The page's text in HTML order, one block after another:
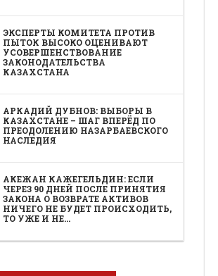
ЭКСПЕРТЫ КОМИТЕТА ПРОТИВ
ПЫТОК ВЫСОКО ОЦЕНИВАЮТ
УСОВЕРШЕНСТВОВАНИЕ
ЗАКОНОДАТЕЛЬСТВА
КАЗАХСТАНА
АРКАДИЙ ДУБНОВ: ВЫБОРЫ В
КАЗАХСТАНЕ – ШАГ ВПЕРЁД ПО
ПРЕОДОЛЕНИЮ НАЗАРБАЕВСКОГО
НАСЛЕДИЯ
АКЕЖАН КАЖЕГЕЛЬДИН: ЕСЛИ
ЧЕРЕЗ 90 ДНЕЙ ПОСЛЕ ПРИНЯТИЯ
ЗАКОНА О ВОЗВРАТЕ АКТИВОВ
НИЧЕГО НЕ БУДЕТ ПРОИСХОДИТЬ,
ТО УЖЕ И НЕ…